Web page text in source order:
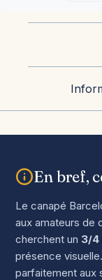
En bref,
Le canapé
aux amateurs de
cherchent un 3/4
présence
parfaitement aux